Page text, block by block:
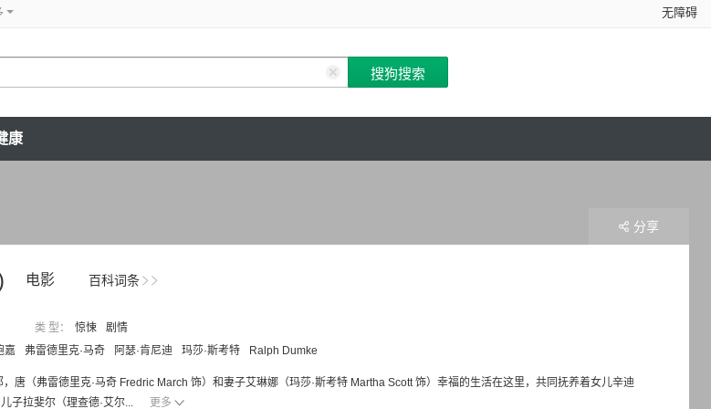
无障碍
康
百科词条
电影
类 型： 惊悚
剧情
嘉 弗雷德里克·马奇 阿瑟·肯尼迪 玛莎·斯考特 Ralph Dumke
唐（弗雷德里克·马奇 Fredric March 饰）和妻子艾琳娜（玛莎·斯考特 Martha Scott 饰）幸福的生活在这里，共同抚养着女儿辛迪
子拉斐尔（理查德·艾尔...
更多
分享